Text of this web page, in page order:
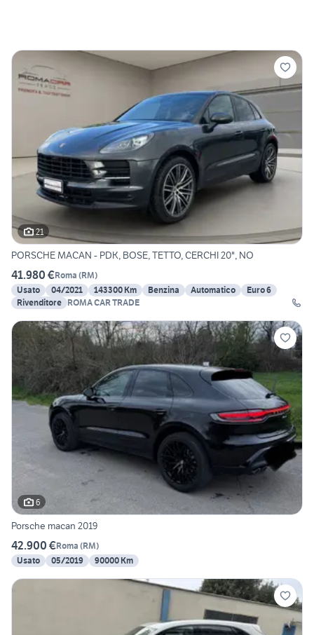
21
PORSCHE MACAN - PDK, BOSE, TETTO, CERCHI 20", NO
41.980 €Roma (RM)
Usato
04/2021 143300 Km Benzina Automatico
Euro 6
Rivenditore ROMA CAR TRADE
6
Porsche macan 2019
42.900 €Roma (RM)
Usato
05/2019 90000 Km